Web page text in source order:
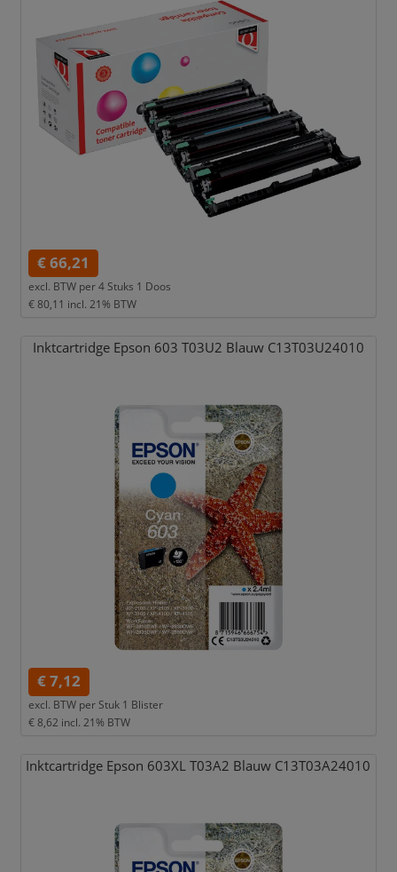
€ 66,21
excl. BTW per4 Stuks 1 Doos
€ 80,11 incl. 21% BTW
Inktcartridge Epson 603 T03U2 Blauw C13T03U24010
€ 7,12
excl. BTW per Stuk 1 Blister
€ 8,62 incl. 21% BTW
Inktcartridge Epson 603XL T03A2 Blauw C13T03A24010